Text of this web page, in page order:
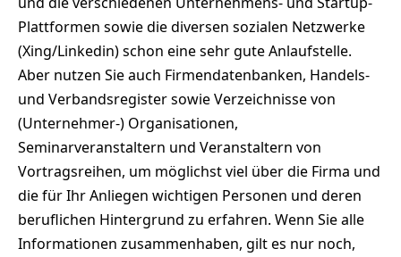
Plattformen sowie die diversen sozialen Netzwerke
(Xing/Linkedin) schon eine sehr gute Anlaufstelle.
Aber nutzen Sie auch Firmendatenbanken, Handels-
und Verbandsregister sowie Verzeichnisse von
(Unternehmer-) Organisationen,
Seminarveranstaltern und Veranstaltern von
Vortragsreihen, um möglichst viel über die Firma und
die für Ihr Anliegen wichtigen Personen und deren
beruflichen Hintergrund zu erfahren. Wenn Sie alle
Informationen zusammenhaben, gilt es nur noch,